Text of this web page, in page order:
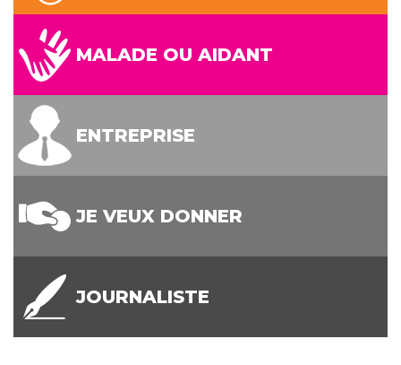
MALADE OU AIDANT
ENTREPRISE
JE VEUX DONNER
JOURNALISTE